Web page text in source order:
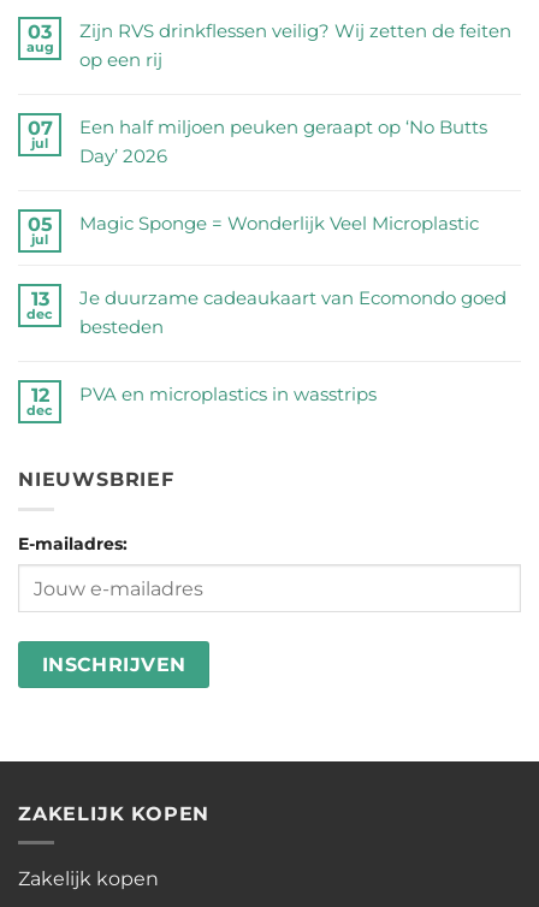
03
aug
Zijn RVS drinkflessen veilig? Wij zetten de feiten
op een rij
reacties
op
RVS
drinkflessen
Wij
zetten
feiten
rij
07
jul
Een half miljoen peuken geraapt op ‘No Butts
Day’ 2026
reacties
half
miljoen
geraapt
Butts
2026
05
jul
Magic Sponge = Wonderlijk Veel Microplastic
reacties
op
=
Microplastic
13
dec
Je duurzame cadeaukaart van Ecomondo goed
besteden
reacties
duurzame
van
Ecomondo
goed
12
dec
PVA en microplastics in wasstrips
op
en
in
NIEUWSBRIEF
E-mailadres:
ZAKELIJK KOPEN
Zakelijk kopen